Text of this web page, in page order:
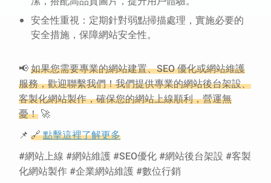
安全性重視：定期針對弱點掃描處理，實施必要的
安全措施，保障網站安全性。
📢如果您需要專業的網站建置、SEO 優化或網站維護
服務，歡迎聯繫我們！我們提供專業的網站後台架設、
客製化網站製作，確保您的網站上線順利，營運無
憂！ 🚀
📌🔗點擊這裡了解更多
#網站上線 #網站維護 #SEO優化 #網站後台架設 #客製
化網站製作 #企業網站維護 #數位行銷